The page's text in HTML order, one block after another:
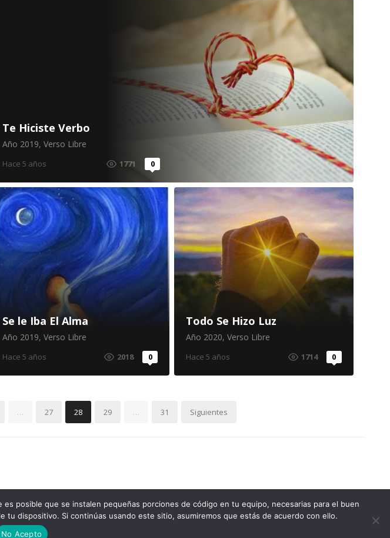
Te Hiciste Verbo
Año 2019, Verso Libre
Hace 5 años 1771 0
Se le Iba El Alma
Año 2019, Verso Libre
Hace 5 años 2018 0
Todo Se Hizo Luz
Año 2020,Verso Libre
Hace 5 años 1714 0
… 27 28 29 … 31 Siguientes
arriba
Cafe Con Letras (c)
posible que se instalen pequeñas porciones de código en tu equipo, necesarias para el buen
dispositivo. Si continúas usando este sitio, asumiremos que estás de acuerdo con ello.
No Acepto